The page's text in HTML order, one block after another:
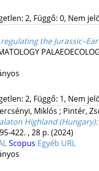
2, Függő: 0, Nem
the
2, Függő: 1, Nem
Miklós ; Pintér,
Highland (Hungary)
422. , 28 p. (2024)
Scopus Egyéb URL